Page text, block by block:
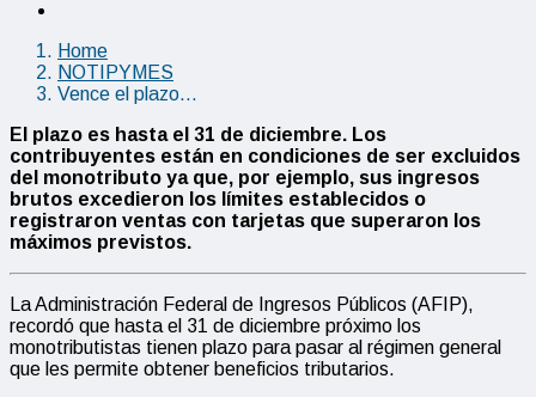
Home
NOTIPYMES
Vence el plazo…
El plazo es hasta el 31 de diciembre. Los
contribuyentes están en condiciones de ser excluidos
del monotributo ya que, por ejemplo, sus ingresos
brutos excedieron los límites establecidos o
registraron ventas con tarjetas que superaron los
máximos previstos.
La Administración Federal de Ingresos Públicos (AFIP),
recordó que hasta el 31 de diciembre próximo los
monotributistas tienen plazo para pasar al régimen general
que les permite obtener beneficios tributarios.